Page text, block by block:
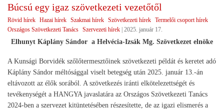
Búcsú egy igaz szövetkezeti vezetőtől
Rövid hírek Hazai hírek Szakmai hírek Szövetkezeti hírek Termelői csoport hírek
Országos Szövetkezeti Tanács Szervezeti hírek 2025. január 17.
Elhunyt Káplány Sándor a Helvécia-Izsák Mg. Szövetkezet elnöke
A Kunsági Borvidék szőlőtermesztőinek szövetkezeti példát és keretet adó
Káplány Sándor méltósággal viselt betegség után 2025. január 13.-án
eltávozott az élők sorából. A szövetkezés iránti elkötelezettségét és
tevékenységét a HANGYA javaslatára az Országos Szövetkezeti Tanács
2024-ben a szervezet kitüntetésében részesítette, de az igazi elismerés a